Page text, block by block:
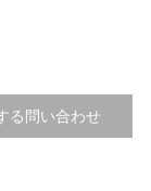
る問い合わせ